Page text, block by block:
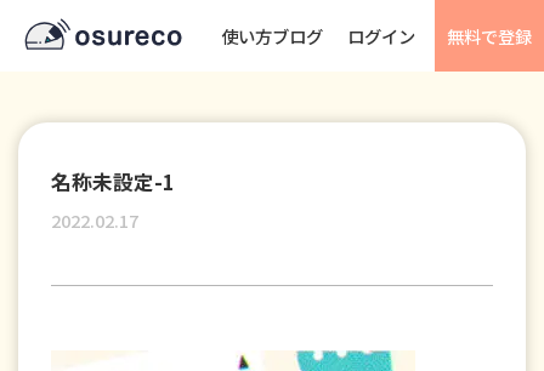
使い方ブログ ログイン 無料で登録
名称未設定-1
2022.02.17